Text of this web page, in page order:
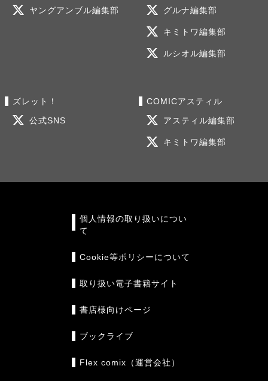
ヤングアンブル編集部 グルナ編集部
キミトワ編集部
ルシオル編集部
ズレット！
公式SNS
COMICアスティル
アスティル編集部
キミトワ編集部
個人情報の取り扱いについ
て
Cookie等ポリシーについて
取り扱い電子書籍サイト
書店様向けページ
ブックライブ
Flex comix（運営会社）